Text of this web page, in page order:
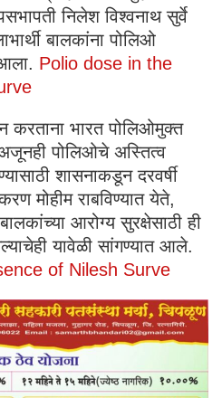
निलेश विश्वनाथ सुर्वे
बालकांना पोलिओ
Polio dose in the
करताना भारत पोलिओमुक्त
पोलिओचे अस्तित्व
शासनाकडून दरवर्षी
मोहीम राबविण्यात येते,
आरोग्य सुरक्षेसाठी ही
यावेळी सांगण्यात आले.
of Nilesh Surve